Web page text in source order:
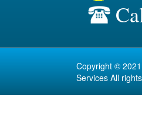
Copyright ©
Services All